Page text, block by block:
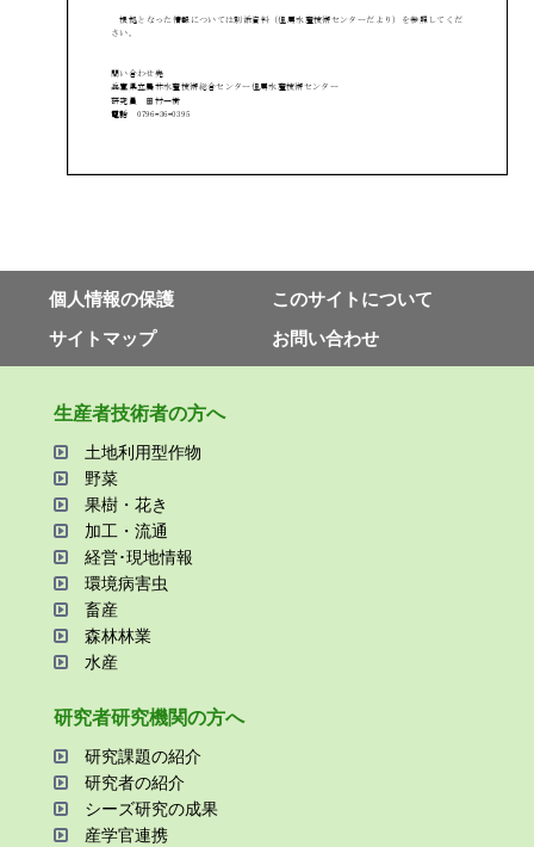
個⼈情報の保護
このサイトについて
サイトマップ
お問い合わせ
⽣産者技術者の⽅へ
⼟地利⽤型作物
野菜
果樹・花き
加⼯・流通
経営･現地情報
環境病害⾍
畜産
森林林業
⽔産
研究者研究機関の⽅へ
研究課題の紹介
研究者の紹介
シーズ研究の成果
産学官連携